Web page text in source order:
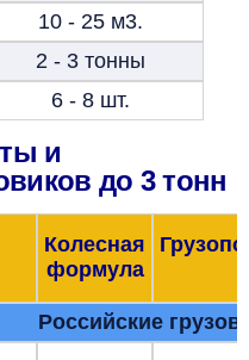
10 - 25 м3.
2 - 3 тонны
6 - 8 шт.
и
до 3 тонн
Колесная
формула
Российские